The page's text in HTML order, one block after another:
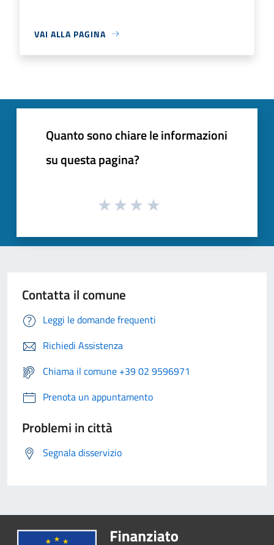
VAI ALLA PAGINA
Quanto sono chiare le informazioni
su questa pagina?
Contatta il comune
Leggi le domande frequenti
Richiedi Assistenza
Chiama il comune +39 02 9596971
Prenota un appuntamento
Problemi in città
Segnala disservizio